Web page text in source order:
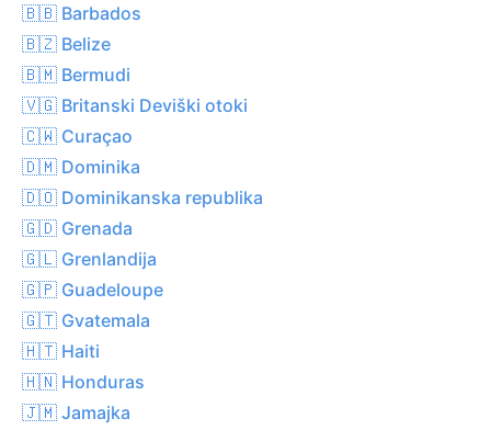
🇧🇧 Barbados
🇧🇿 Belize
🇧🇲 Bermudi
🇻🇬 Britanski Deviški otoki
🇨🇼 Curaçao
🇩🇲 Dominika
🇩🇴 Dominikanska republika
🇬🇩 Grenada
🇬🇱 Grenlandija
🇬🇵 Guadeloupe
🇬🇹 Gvatemala
🇭🇹 Haiti
🇭🇳 Honduras
🇯🇲 Jamajka